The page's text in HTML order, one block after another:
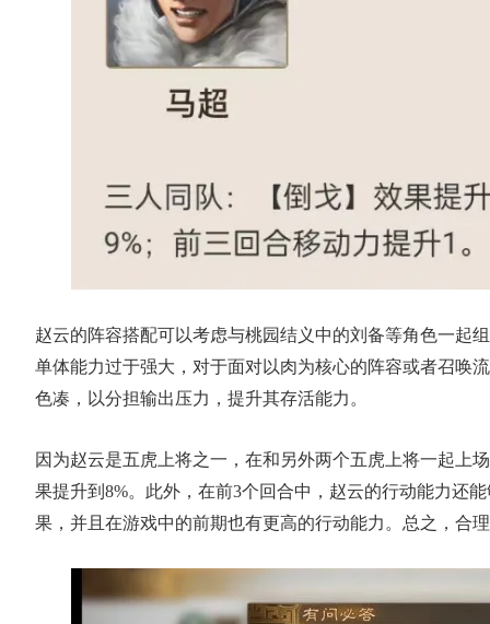
赵云的阵容搭配可以考虑与桃园结义中的刘备等角色一起
单体能力过于强大，对于面对以肉为核心的阵容或者召唤
色凑，以分担输出压力，提升其存活能力。
因为赵云是五虎上将之一，在和另外两个五虎上将一起上
果提升到8%。此外，在前3个回合中，赵云的行动能力还
果，并且在游戏中的前期也有更高的行动能力。总之，合